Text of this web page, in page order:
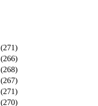
(271)
(266)
(268)
(267)
(271)
(270)